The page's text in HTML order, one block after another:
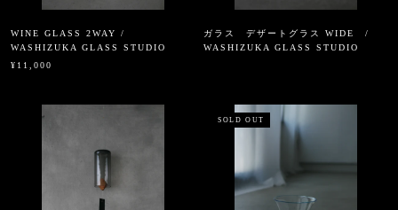
WINE GLASS 2WAY /
WASHIZUKA GLASS STUDIO
¥11,000
ガラス デザートグラス WIDE /
WASHIZUKA GLASS STUDIO
SOLD OUT